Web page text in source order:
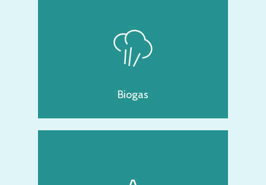
Biogas